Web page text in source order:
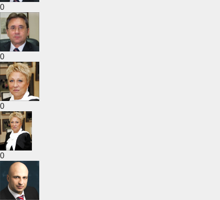
0
0
0
0